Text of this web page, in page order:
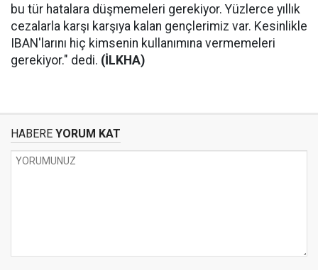
bu tür hatalara düşmemeleri gerekiyor. Yüzlerce yıllık
cezalarla karşı karşıya kalan gençlerimiz var. Kesinlikle
IBAN'larını hiç kimsenin kullanımına vermemeleri
gerekiyor." dedi. (İLKHA)
HABERE YORUM KAT